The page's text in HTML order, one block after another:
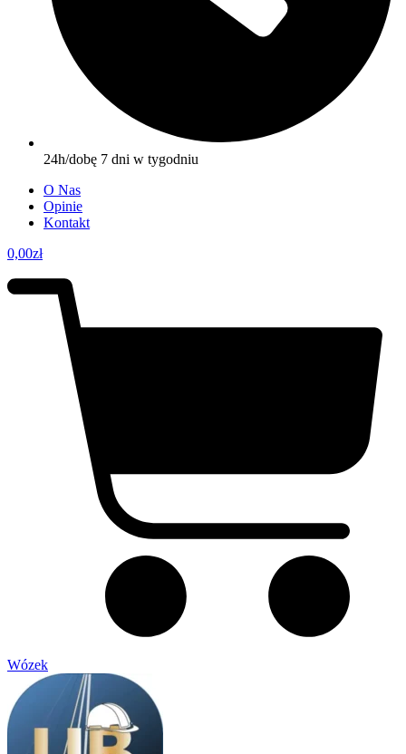
24h/dobę 7 dni w tygodniu
O Nas
Opinie
Kontakt
0,00zł
Wózek